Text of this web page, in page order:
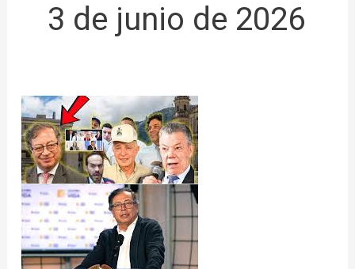
3 de junio de 2026
El
país
se
prepara
para
una
de
las